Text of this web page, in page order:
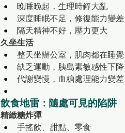
晚睡晚起，生理時鐘大亂
深度睡眠不足，修復能力變差
隔天精神不好，壓力更大
久坐生活
整天坐辦公室，肌肉都在睡覺
缺乏運動，胰島素敏感性下降
代謝變慢，血糖處理能力變差
飲食地雷：隨處可見的陷阱
精緻糖炸彈
手搖飲、甜點、零食